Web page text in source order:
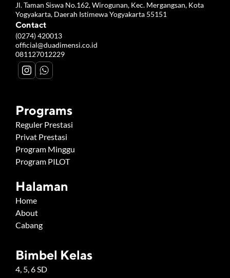
Jl. Taman Siswa No.162, Wirogunan, Kec. Mergangsan, Kota
Yogyakarta, Daerah Istimewa Yogyakarta 55151
Contact
(0274) 420013
official@duadimensi.co.id
081127012229
Programs
Reguler Prestasi
Privat Prestasi
Program Minggu
Program PILOT
Halaman
Home
About
Cabang
Bimbel Kelas
4, 5, 6 SD